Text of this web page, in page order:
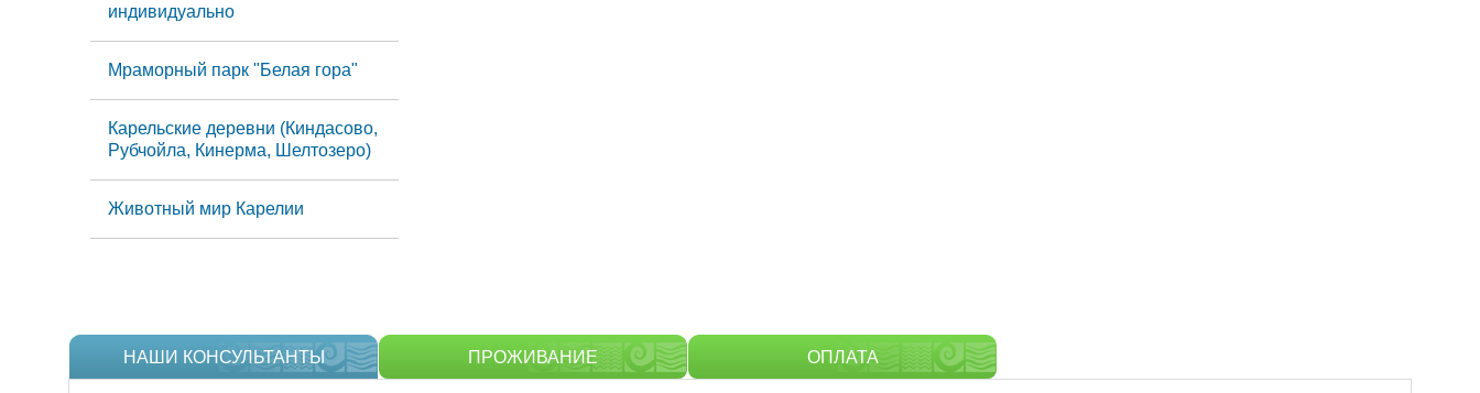
индивидуально
Мраморный парк "Белая гора"
Карельские деревни (Киндасово,
Рубчойла, Кинерма, Шелтозеро)
Животный мир Карелии
НАШИ КОНСУЛЬТАНТЫ ПРОЖИВАНИЕ ОПЛАТА